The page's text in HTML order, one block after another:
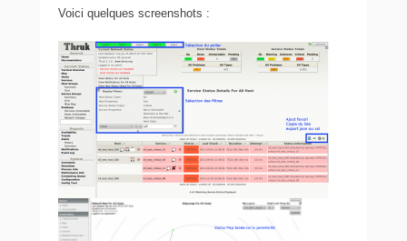
Voici quelques screenshots :